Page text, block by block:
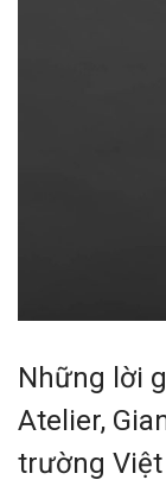
Những lời
Atelier,
trường